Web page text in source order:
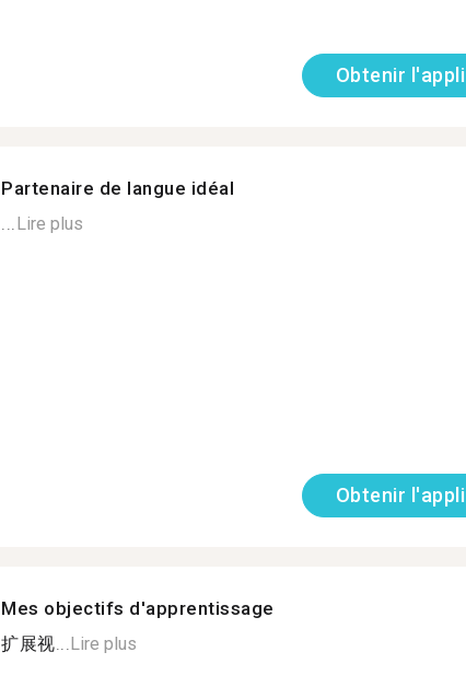
Obtenir l'appli
Partenaire de langue idéal
...Lire plus
Obtenir l'appli
Mes objectifs d'apprentissage
扩展视...Lire plus